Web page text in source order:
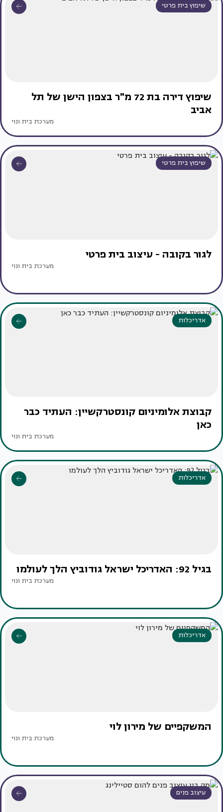
שיפוץ בית פרטי
שיפוץ דירה בת 72 מ"ר בצפון הישן של תל
אביב
מערכת בית ונוי
שיפוץ בית פרטי
לגור בקובה - עיצוב בית פרטי
מערכת בית ונוי
אדריכלות
קבוצת אלומיניום קונסטרקשיין: העתיד כבר
כאן
מערכת בית ונוי
אדריכלות
בגיל 92: האדריכל ישראל גודוביץ הלך לעולמו
מערכת בית ונוי
אדריכלות
המשקפיים של מירון לוי
מערכת בית ונוי
עיצוב פנים